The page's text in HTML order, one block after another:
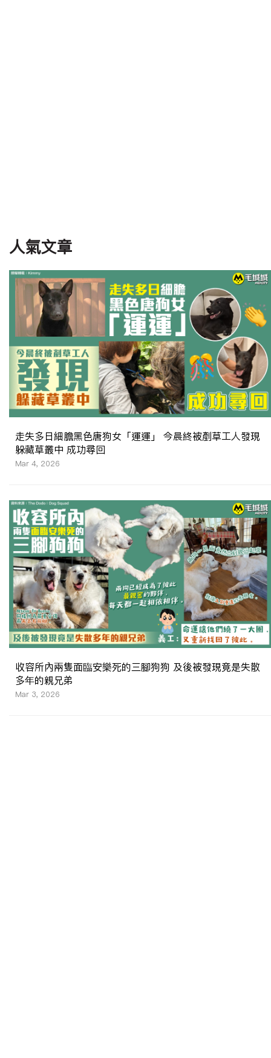
人氣文章
走失多日細膽黑色唐狗女「運運」 今晨終被剷草工人發現
躲藏草叢中 成功尋回
Mar 4, 2026
收容所內兩隻面臨安樂死的三腳狗狗 及後被發現竟是失散
多年的親兄弟
Mar 3, 2026